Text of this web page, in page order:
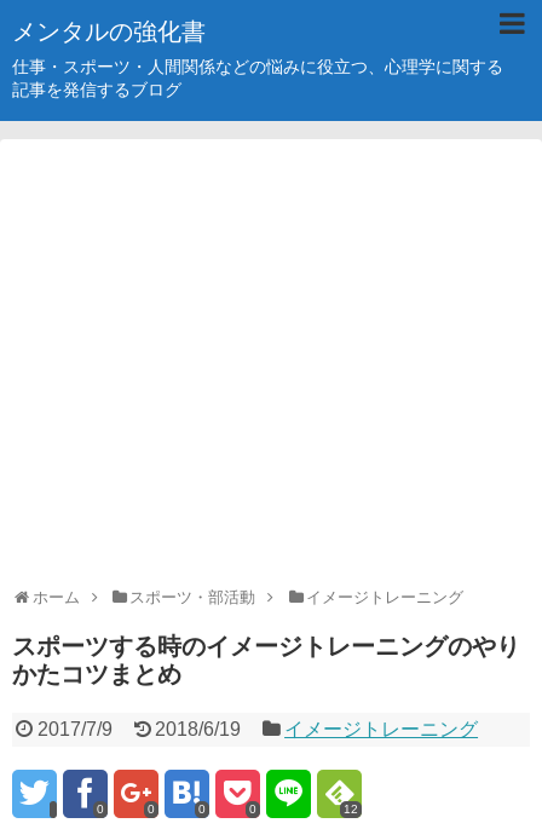
メンタルの強化書
仕事・スポーツ・人間関係などの悩みに役立つ、心理学に関する
記事を発信するブログ
ホーム スポーツ・部活動 イメージトレーニング
スポーツする時のイメージトレーニングのやり
かたコツまとめ
2017/7/9 2018/6/19 イメージトレーニング
0 0 0 0 12